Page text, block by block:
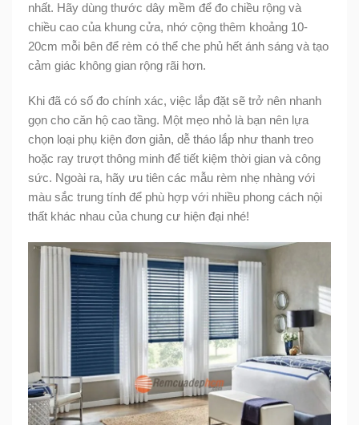
nhất. Hãy dùng thước dây mềm để đo chiều rộng và
chiều cao của khung cửa, nhớ cộng thêm khoảng 10-
20cm mỗi bên để rèm có thể che phủ hết ánh sáng và tạo
cảm giác không gian rộng rãi hơn.
Khi đã có số đo chính xác, việc lắp đặt sẽ trở nên nhanh
gọn cho căn hộ cao tầng. Một mẹo nhỏ là bạn nên lựa
chọn loại phụ kiện đơn giản, dễ tháo lắp như thanh treo
hoặc ray trượt thông minh để tiết kiệm thời gian và công
sức. Ngoài ra, hãy ưu tiên các mẫu rèm nhẹ nhàng với
màu sắc trung tính để phù hợp với nhiều phong cách nội
thất khác nhau của chung cư hiện đại nhé!